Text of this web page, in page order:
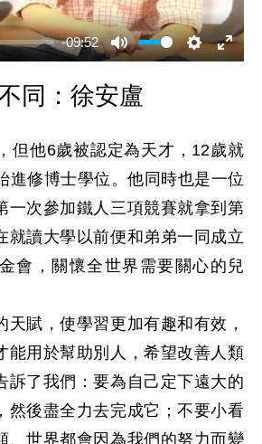
-09:52
放
同：徐安盧
但他6歲被認定為天才，12歲就
進修博士學位。他同時也是一位
一次參加鐵人三項競賽就拿到第
就讀大學以前便和弟弟一同成立
會，關懷全世界需要關心的兒
天賦，使學習更加有趣和有效，
能用於幫助別人，希望改善人類
訴了我們：要為自己定下遠大的
然後盡全力去完成它；不要小看
、世界都會因為我們的努力而變